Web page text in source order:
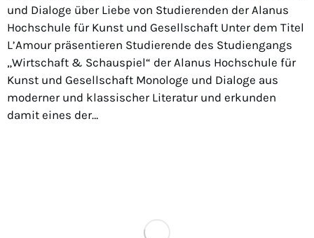
und Dialoge über Liebe von Studierenden der Alanus
Hochschule für Kunst und Gesellschaft Unter dem Titel
L’Amour präsentieren Studierende des Studiengangs
„Wirtschaft & Schauspiel“ der Alanus Hochschule für
Kunst und Gesellschaft Monologe und Dialoge aus
moderner und klassischer Literatur und erkunden
damit eines der…